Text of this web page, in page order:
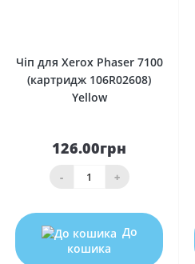
Чіп для Xerox Phaser 7100
(картридж 106R02608)
Yellow
126.00грн
- +
До
кошика